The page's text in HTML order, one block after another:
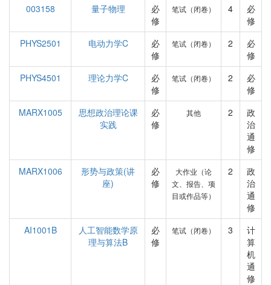
003158 量子物理
必
修
笔试（闭卷） 4
必
修
PHYS2501
电动力学C
必
修
笔试（闭卷） 2
必
修
PHYS4501
理论力学C
必
修
笔试（闭卷） 2
必
修
MARX1005
思想政治理论课
实践
必
修
其他 2
政
治
通
修
MARX1006
形势与政策(讲
座)
必
修
大作业（论
文、报告、项
目或作品等）
2
政
治
通
修
AI1001B
人工智能数学原
理与算法B
必
修
笔试（闭卷） 3
计
算
机
通
修